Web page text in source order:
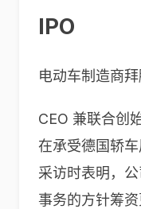
IPO
电动车制造商
CEO 兼联合创
在承受德国轿
采访时表明，
事务的方针筹资